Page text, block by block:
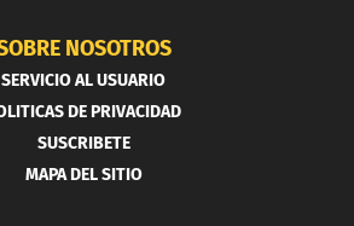
NOSOTROS
SERVICIO AL USUARIO
DE PRIVACIDAD
SUSCRIBETE
MAPA DEL SITIO